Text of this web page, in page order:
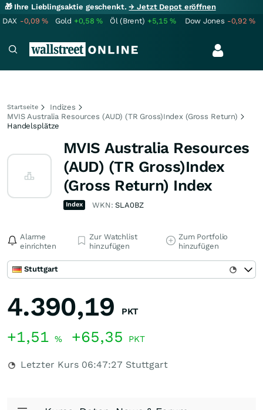
🎁 Ihre Lieblingsaktie geschenkt.→ Jetzt Depot eröffnen
DAX -0,09% Gold +0,58% Öl (Brent) +5,15% Dow Jones -0,92%
Startseite
Indizes
MVIS Australia Resources (AUD) (TR Gross)Index (Gross Return)
Handelsplätze
MVIS Australia Resources
(AUD) (TR Gross)Index
(Gross Return) Index
Index WKN:SLA0BZ
Alarme
einrichten
Zur Watchlist
hinzufügen
Zum Portfolio
hinzufügen
Stuttgart
4.390,19 PKT
+1,51 % +65,35 PKT
Letzter Kurs 06:47:27 Stuttgart